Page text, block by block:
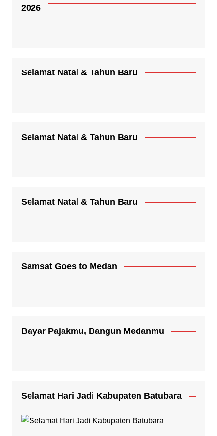
2026
Selamat Natal & Tahun Baru
Selamat Natal & Tahun Baru
Selamat Natal & Tahun Baru
Samsat Goes to Medan
Bayar Pajakmu, Bangun Medanmu
Selamat Hari Jadi Kabupaten Batubara